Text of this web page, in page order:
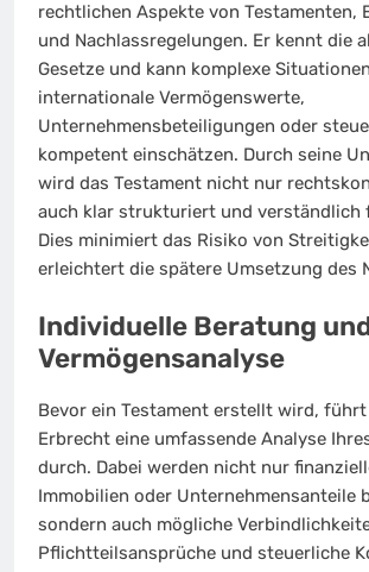
rechtlichen Aspekte von Testamenten,
und Nachlassregelungen. Er kennt die
Gesetze und kann komplexe
internationale Vermögenswerte,
Unternehmensbeteiligungen oder
kompetent einschätzen. Durch seine
wird das Testament nicht nur
auch klar strukturiert und verständlich
Dies minimiert das Risiko von
erleichtert die spätere Umsetzung des
Individuelle Beratung
Vermögensanalyse
Bevor ein Testament erstellt wird,
Erbrecht eine umfassende Analyse
durch. Dabei werden nicht nur
Immobilien oder Unternehmensanteile
sondern auch mögliche
Pflichtteilsansprüche und steuerliche